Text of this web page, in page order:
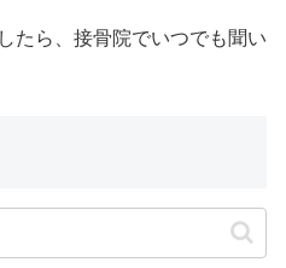
たら、接骨院でいつでも聞い